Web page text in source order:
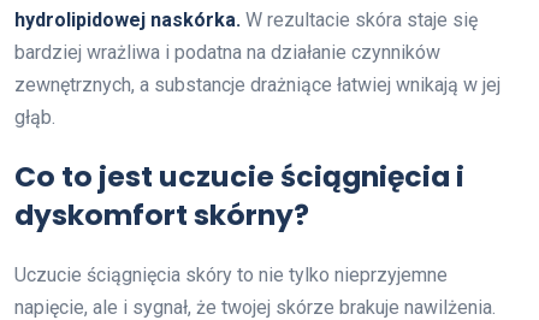
hydrolipidowej naskórka. W rezultacie skóra staje się
bardziej wrażliwa i podatna na działanie czynników
zewnętrznych, a substancje drażniące łatwiej wnikają w jej
głąb.
Co to jest uczucie ściągnięcia i
dyskomfort skórny?
Uczucie ściągnięcia skóry to nie tylko nieprzyjemne
napięcie, ale i sygnał, że twojej skórze brakuje nawilżenia.